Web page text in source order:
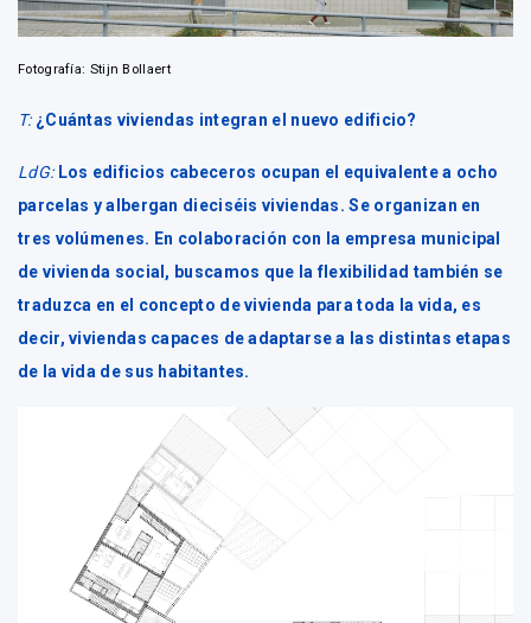
Fotografía: Stijn Bollaert
T: ¿Cuántas viviendas integran el nuevo edificio?
LdG:Los edificios cabeceros ocupan el equivalente a ocho
parcelas y albergan dieciséis viviendas. Se organizan en
tres volúmenes. En colaboración con la empresa municipal
de vivienda social, buscamos que la flexibilidad también se
traduzca en el concepto de vivienda para toda la vida, es
decir, viviendas capaces de adaptarse a las distintas etapas
de la vida de sus habitantes.